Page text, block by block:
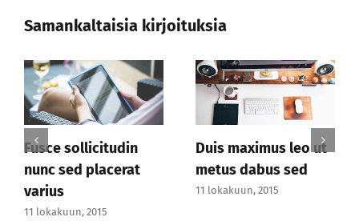
Samankaltaisia kirjoituksia
leo ut
Nunc arcu enim,
suscipit sed lacus
11 lokakuun, 2015
Vestibulum
risus viverra
malesuada